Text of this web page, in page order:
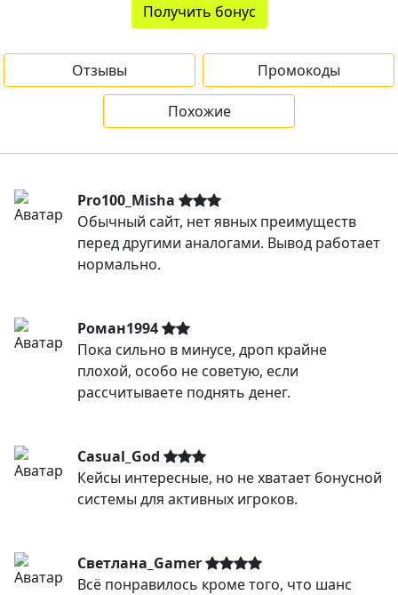
Получить бонус
Отзывы Промокоды
Похожие
Pro100_Misha
Обычный сайт, нет явных преимуществ
перед другими аналогами. Вывод работает
нормально.
Роман1994
Пока сильно в минусе, дроп крайне
плохой, особо не советую, если
рассчитываете поднять денег.
Casual_God
Кейсы интересные, но не хватает бонусной
системы для активных игроков.
Светлана_Gamer
Всё понравилось кроме того, что шанс